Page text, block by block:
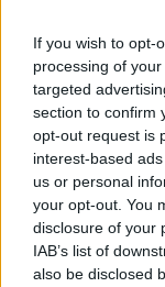
If you wish to opt-
processing of
targeted
section to confirm
opt-out request is
interest-based
us or personal
your opt-out. You
disclosure of your
IAB’s list of
also be disclosed
Αυστηρό
στις
Αττικής»
08/08/2026
Στις 2
08/08/2026
Το σπάνιο
08/08/2026